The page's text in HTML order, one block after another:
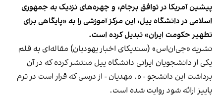
پیشین آمریکا در توافق برجام، و چهره‌های نزدیک به جمهوری
اسلامی در دانشگاه ییل، این مرکز آموزشی را به «پایگاهی برای
تطهیر حکومت ایران» تبدیل کرده است.
نشریه «جی‌ان‌اس» (سندیکای اخبار یهودیان) مقاله‌ای به قلم
یکی از دانشجویان ایرانی دانشگاه ییل منتشر کرده که در آن
برداشت این دانشجو - ه. مهدیان - از درسی که قرار است در ترم
پاییز ارائه شود روایت شده است.